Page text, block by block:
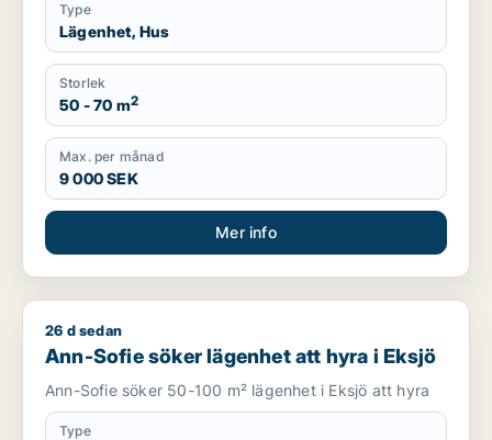
Type
Lägenhet, Hus
Storlek
50 - 70 m2
Max. per månad
9 000 SEK
Mer info
Ann-Sofie söker lägenhet att hyra i Eksjö
26 d sedan
Ann-Sofie söker lägenhet att hyra i Eksjö
Ann-Sofie söker 50-100 m² lägenhet i Eksjö att hyra
Type